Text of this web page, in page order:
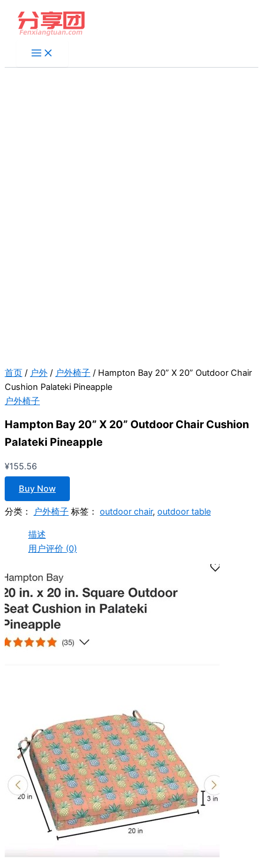
首页 / 户外 / 户外椅子 / Hampton Bay 20” X 20” Outdoor Chair
Cushion Palateki Pineapple
户外椅子
Hampton Bay 20” X 20” Outdoor Chair Cushion
Palateki Pineapple
¥155.56
Buy Now
分类： 户外椅子 标签： outdoor chair, outdoor table
描述
用户评价 (0)